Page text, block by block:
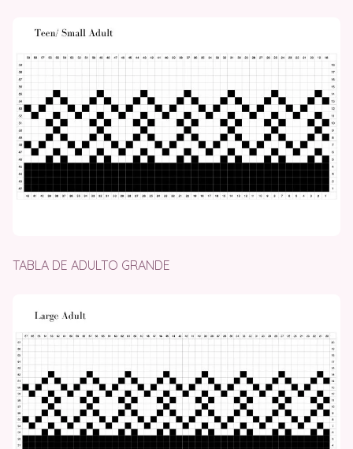
TABLA DE ADULTO GRANDE